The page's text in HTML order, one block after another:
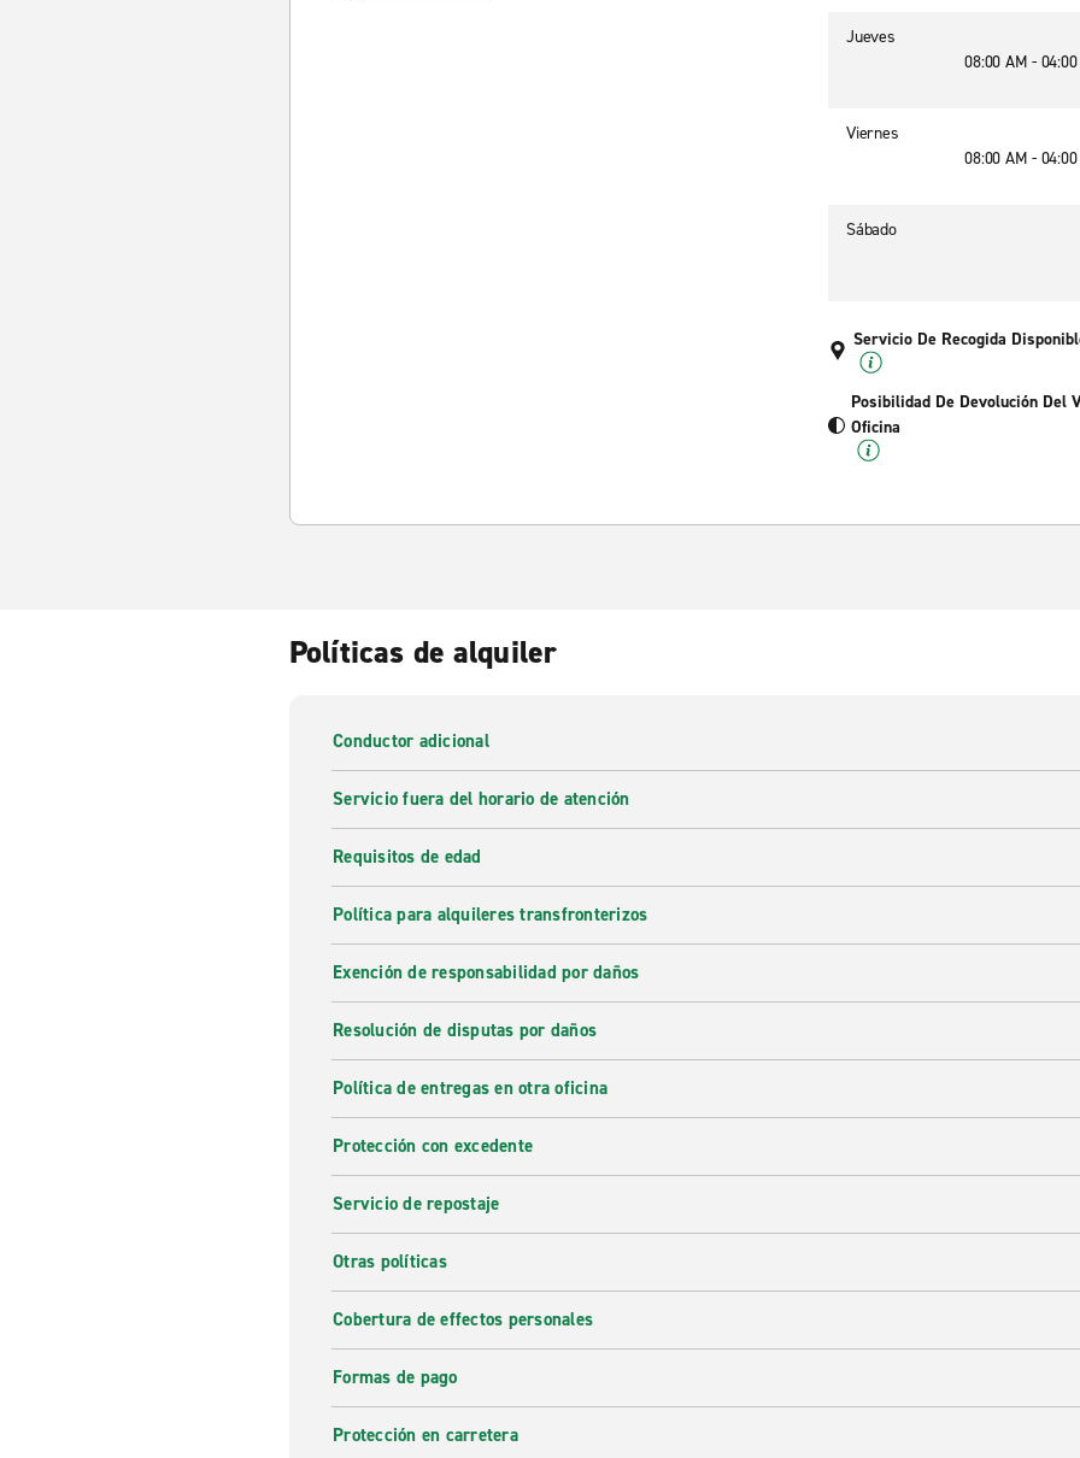
Jueves
08:00 AM -
Viernes
08:00 AM -
Sábado
Servicio De Recogida
Posibilidad De Devolución Del
Oficina
Políticas de alquiler
Conductor adicional
Servicio fuera del horario de atención
Requisitos de edad
Política para alquileres transfronterizos
Exención de responsabilidad por daños
Resolución de disputas por daños
Política de entregas en otra oficina
Protección con excedente
Servicio de repostaje
Otras políticas
Cobertura de effectos personales
Formas de pago
Protección en carretera